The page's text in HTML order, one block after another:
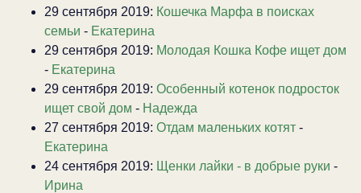
29 сентября 2019: Кошечка Марфа в поисках
семьи - Екатерина
29 сентября 2019: Молодая Кошка Кофе ищет дом
- Екатерина
29 сентября 2019: Особенный котенок подросток
ищет свой дом - Надежда
27 сентября 2019: Отдам маленьких котят -
Екатерина
24 сентября 2019: Щенки лайки - в добрые руки -
Ирина